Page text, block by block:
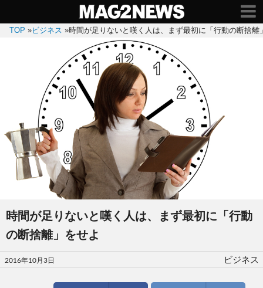
TOP »ビジネス »時間が足りないと嘆く人は、まず最初に「行動の断捨離
時間が足りないと嘆く人は、まず最初に「行動
の断捨離」をせよ
投
稿
2016年10月3日 ビジネス